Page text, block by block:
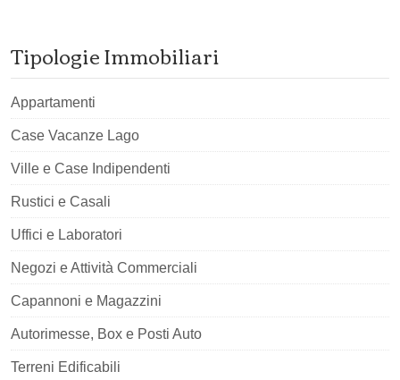
Tipologie Immobiliari
Appartamenti
Case Vacanze Lago
Ville e Case Indipendenti
Rustici e Casali
Uffici e Laboratori
Negozi e Attività Commerciali
Capannoni e Magazzini
Autorimesse, Box e Posti Auto
Terreni Edificabili